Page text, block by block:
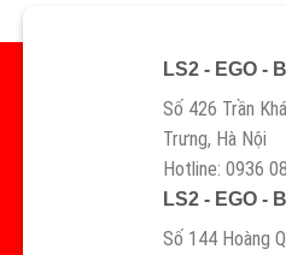
LS2 - EGO -
Số 426 Trần
Trưng, Hà Nội
Hotline: 0936
LS2 - EGO -
Số 144 Hoàng